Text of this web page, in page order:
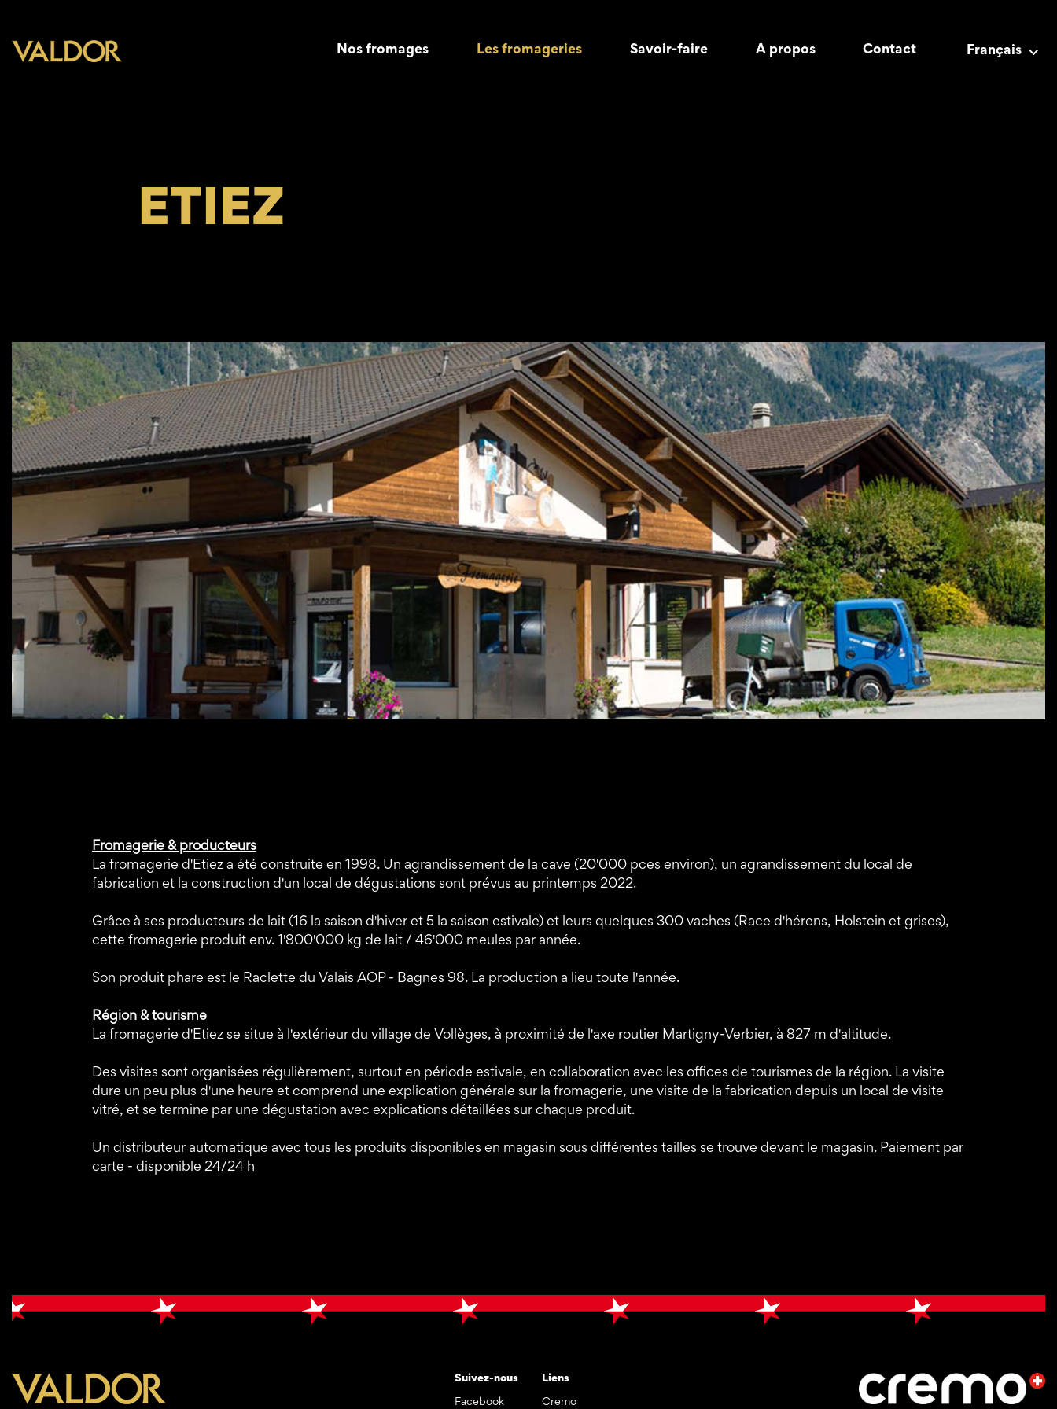
Nos fromages Les fromageries Savoir-faire A propos Contact Français
ETIEZ
Fromagerie & producteurs
La fromagerie d'Etiez a été construite en 1998. Un agrandissement de la cave (20'000 pces environ), un agrandissement du local de
fabrication et la construction d'un local de dégustations sont prévus au printemps 2022.
Grâce à ses producteurs de lait (16 la saison d'hiver et 5 la saison estivale) et leurs quelques 300 vaches (Race d'hérens, Holstein et grises),
cette fromagerie produit env. 1'800'000 kg de lait / 46'000 meules par année.
Son produit phare est le Raclette du Valais AOP - Bagnes 98. La production a lieu toute l'année.
Région & tourisme
La fromagerie d'Etiez se situe à l'extérieur du village de Vollèges, à proximité de l'axe routier Martigny-Verbier, à 827 m d'altitude.
Des visites sont organisées régulièrement, surtout en période estivale, en collaboration avec les offices de tourismes de la région. La visite
dure un peu plus d'une heure et comprend une explication générale sur la fromagerie, une visite de la fabrication depuis un local de visite
vitré, et se termine par une dégustation avec explications détaillées sur chaque produit.
Un distributeur automatique avec tous les produits disponibles en magasin sous différentes tailles se trouve devant le magasin. Paiement par
carte - disponible 24/24 h
Suivez-nous
Facebook
Liens
Cremo